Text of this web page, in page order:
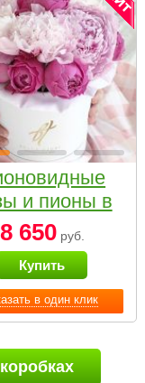
в один клик
и пионы в
коробке
Small
8 650руб.
Купить